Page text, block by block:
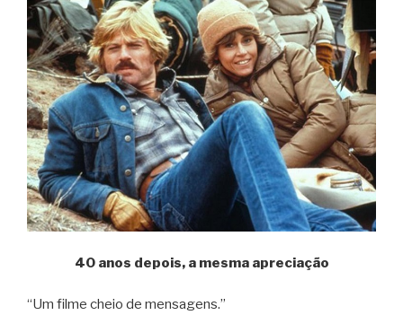
40 anos depois, a mesma apreciação
“Um filme cheio de mensagens.”